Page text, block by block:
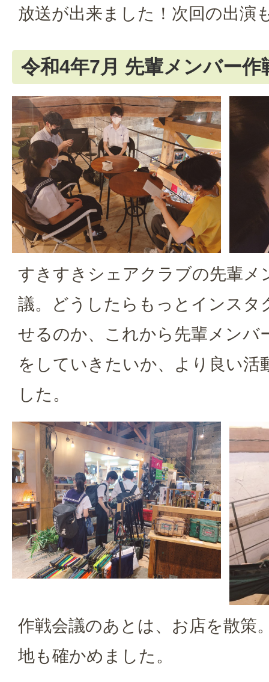
放送が出来ました！次回の出演
令和4年7月 先輩メンバー作
すきすきシェアクラブの先輩メ
議。どうしたらもっとインスタ
せるのか、これから先輩メンバ
をしていきたいか、より良い活
した。
作戦会議のあとは、お店を散策
地も確かめました。